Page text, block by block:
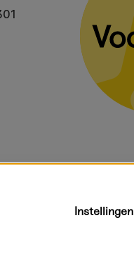
Instellingen